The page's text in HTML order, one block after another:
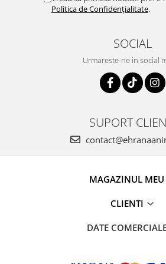
Politica de Confidențialitate.
SOCIAL
Urmareste-ne in social
SUPORT
MAGAZINUL MEU
CLIENTI
DATE